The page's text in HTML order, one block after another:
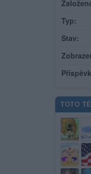
Typ:
Stav:
TOTO